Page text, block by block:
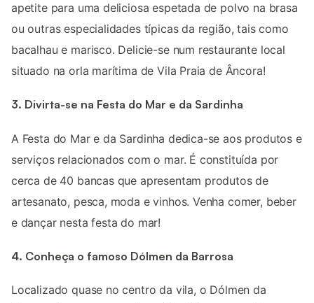
apetite para uma deliciosa espetada de polvo na brasa
ou outras especialidades típicas da região, tais como
bacalhau e marisco. Delicie-se num restaurante local
situado na orla marítima de Vila Praia de Âncora!
3. Divirta-se na Festa do Mar e da Sardinha
A Festa do Mar e da Sardinha dedica-se aos produtos e
serviços relacionados com o mar. É constituída por
cerca de 40 bancas que apresentam produtos de
artesanato, pesca, moda e vinhos. Venha comer, beber
e dançar nesta festa do mar!
4. Conheça o famoso Dólmen da Barrosa
Localizado quase no centro da vila, o Dólmen da